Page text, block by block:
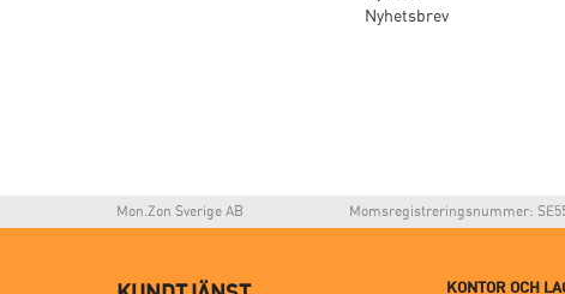
Nyhetsbrev
Mon.Zon Sverige AB Momsregistreringsnummer:
KONTOR OCH